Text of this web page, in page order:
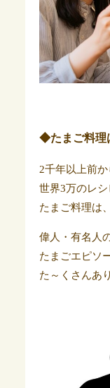
◆たまご料理
2千年以上前か
世界3万のレシ
たまご料理は、
偉人・有名人
たまごエピソ
た～くさんあ